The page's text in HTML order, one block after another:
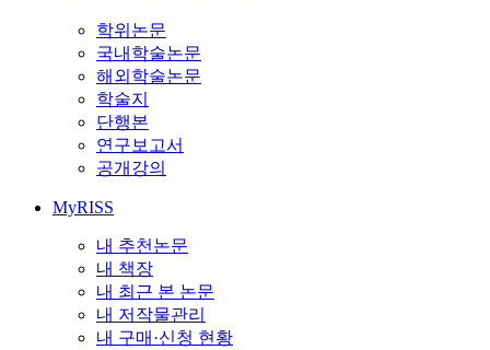
학위논문
국내학술논문
해외학술논문
학술지
단행본
연구보고서
공개강의
MyRISS
내 추천논문
내 책장
내 최근 본 논문
내 저작물관리
내 구매·신청 현황